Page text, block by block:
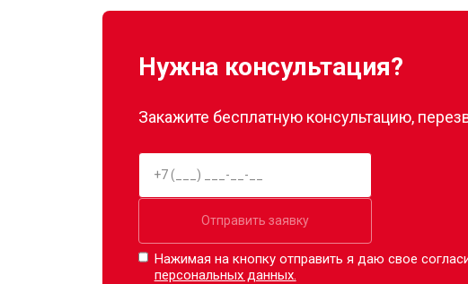
Нужна консультация?
Закажите бесплатную консультацию,
Отправить заявку
Нажимая на кнопку отправить я даю свое
персональных данных.